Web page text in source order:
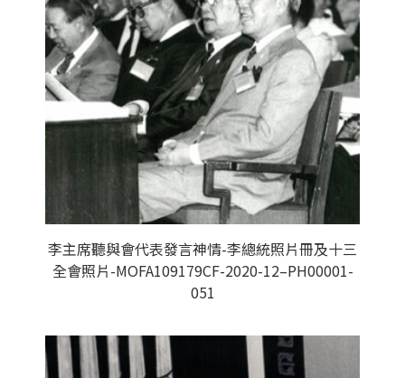
李主席聽與會代表發言神情-李總統照片冊及十三
全會照片-MOFA109179CF-2020-12–PH00001-
051